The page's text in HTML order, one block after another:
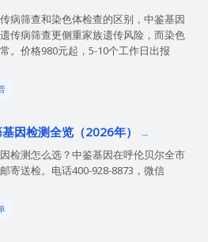
病筛查和染色体检查的区别，中鉴基因
传病筛查更侧重家族遗传风险，而染色
。价格980元起，5-10个工作日出报
因检测全览（2026年）
检测怎么选？中鉴基因在呼伦贝尔全市
寄送检。电话400-928-8873，微信